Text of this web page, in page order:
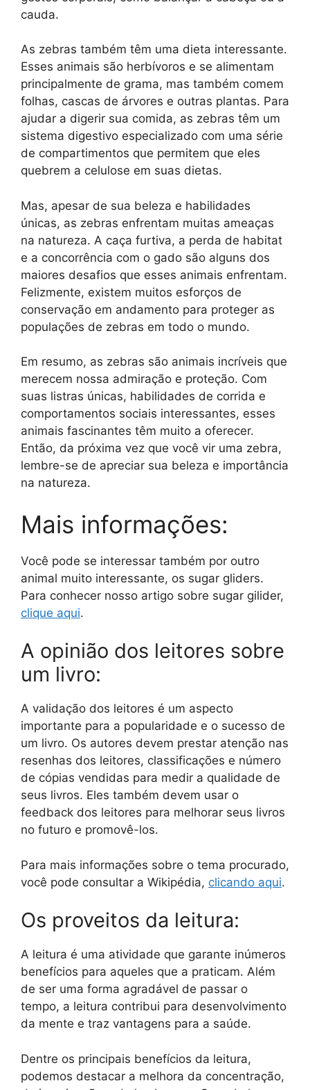
cauda.
As zebras também têm uma dieta interessante.
Esses animais são herbívoros e se alimentam
principalmente de grama, mas também comem
folhas, cascas de árvores e outras plantas. Para
ajudar a digerir sua comida, as zebras têm um
sistema digestivo especializado com uma série
de compartimentos que permitem que eles
quebrem a celulose em suas dietas.
Mas, apesar de sua beleza e habilidades
únicas, as zebras enfrentam muitas ameaças
na natureza. A caça furtiva, a perda de habitat
e a concorrência com o gado são alguns dos
maiores desafios que esses animais enfrentam.
Felizmente, existem muitos esforços de
conservação em andamento para proteger as
populações de zebras em todo o mundo.
Em resumo, as zebras são animais incríveis que
merecem nossa admiração e proteção. Com
suas listras únicas, habilidades de corrida e
comportamentos sociais interessantes, esses
animais fascinantes têm muito a oferecer.
Então, da próxima vez que você vir uma zebra,
lembre-se de apreciar sua beleza e importância
na natureza.
Mais informações:
Você pode se interessar também por outro
animal muito interessante, os sugar gliders.
Para conhecer nosso artigo sobre sugar gilider,
clique aqui.
A opinião dos leitores sobre
um livro:
A validação dos leitores é um aspecto
importante para a popularidade e o sucesso de
um livro. Os autores devem prestar atenção nas
resenhas dos leitores, classificações e número
de cópias vendidas para medir a qualidade de
seus livros. Eles também devem usar o
feedback dos leitores para melhorar seus livros
no futuro e promovê-los.
Para mais informações sobre o tema procurado,
você pode consultar a Wikipédia, clicando aqui.
Os proveitos da leitura:
A leitura é uma atividade que garante inúmeros
benefícios para aqueles que a praticam. Além
de ser uma forma agradável de passar o
tempo, a leitura contribui para desenvolvimento
da mente e traz vantagens para a saúde.
Dentre os principais benefícios da leitura,
podemos destacar a melhora da concentração,